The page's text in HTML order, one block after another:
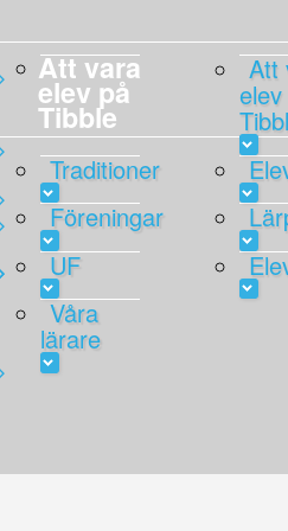
Att vara
elev på
Tibble
Att
Traditioner
Föreningar
UF
Våra
lärare